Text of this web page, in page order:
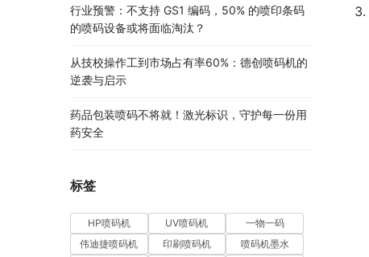
行业预警：不支持 GS1 编码，50% 的喷印条码
的喷码设备或将面临淘汰？
从技校操作工到市场占有率60%：德创喷码机的
逆袭与启示
药品包装喷码不将就！激光标识，守护每一份用
药安全
标签
HP喷码机 UV喷码机
一物一码
伟迪捷喷码机
印刷喷码机
喷码机墨水